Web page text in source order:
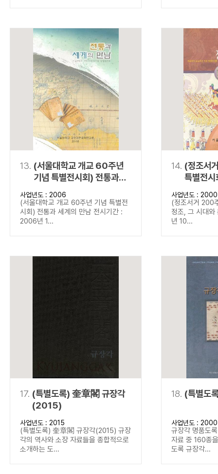
13. (서울대학교 개교 60주년
기념 특별전시회) 전통과
세계의 만남
사업년도 : 2006
(서울대학교 개교 60주년 기념 특별전
시회) 전통과 세계의 만남 전시기간 :
2006년 1...
14. (정조서
특별전
문화
사업년도 : 2000
(정조서거 200
정조, 그 시대
년 10...
17. (특별도록) 奎章閣 규장각
(2015)
사업년도 : 2015
(특별도록) 奎章閣 규장각(2015) 규장
각의 역사와 소장 자료들을 종합적으로
소개하는 도...
18. (특별도
사업년도 : 2000
규장각 명품도
자료 중 160종
도록 규장각...